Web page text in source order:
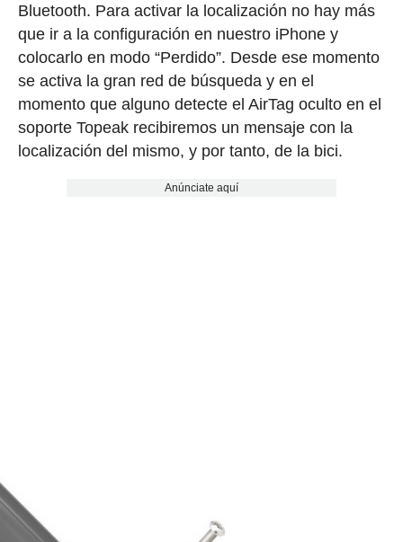
Bluetooth. Para activar la localización no hay más
que ir a la configuración en nuestro iPhone y
colocarlo en modo “Perdido”. Desde ese momento
se activa la gran red de búsqueda y en el
momento que alguno detecte el AirTag oculto en el
soporte Topeak recibiremos un mensaje con la
localización del mismo, y por tanto, de la bici.
Anúnciate aquí